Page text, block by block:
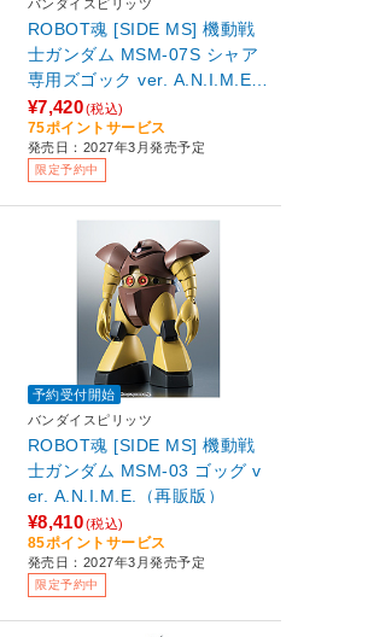
バンダイスピリッツ
ROBOT魂 [SIDE MS] 機動戦
士ガンダム MSM-07S シャア
専用ズゴック ver. A.N.I.M.E.
（再販版）
¥7,420(税込)
75ポイントサービス
発売日：2027年3月発売予定
限定予約中
予約受付開始
バンダイスピリッツ
ROBOT魂 [SIDE MS] 機動戦
士ガンダム MSM-03 ゴッグ v
er. A.N.I.M.E.（再販版）
¥8,410(税込)
85ポイントサービス
発売日：2027年3月発売予定
限定予約中